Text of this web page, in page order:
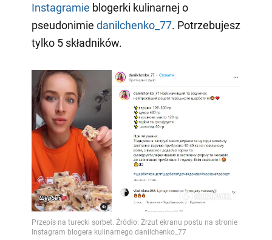
Instagramie blogerki kulinarnej o
pseudonimie danilchenko_77. Potrzebujesz
tylko 5 składników.